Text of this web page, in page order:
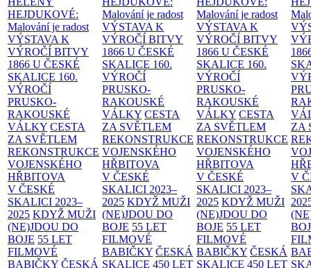
HEJDUKOVÉ:
Malování je radost
VÝSTAVA K
VÝROČÍ BITVY
1866 U ČESKÉ
SKALICE 160.
VÝROČÍ
PRUSKO-
RAKOUSKÉ
VÁLKY CESTA
ZA SVĚTLEM
REKONSTRUKCE
VOJENSKÉHO
HŘBITOVA
V ČESKÉ
SKALICI 2023–
2025 KDYŽ MUŽI
(NE)JDOU DO
BOJE 55 LET
FILMOVÉ
BABIČKY ČESKÁ
Malování je radost
VÝSTAVA K
VÝROČÍ BITVY
1866 U ČESKÉ
SKALICE 160.
VÝROČÍ
PRUSKO-
RAKOUSKÉ
VÁLKY CESTA
ZA SVĚTLEM
REKONSTRUKCE
VOJENSKÉHO
HŘBITOVA
V ČESKÉ
SKALICI 2023–
2025 KDYŽ MUŽI
(NE)JDOU DO
BOJE 55 LET
FILMOVÉ
BABIČKY ČESKÁ
SKALICE 450 LET
Malování je radost
VÝSTAVA K
VÝROČÍ BITVY
1866 U ČESKÉ
SKALICE 160.
VÝROČÍ
PRUSKO-
RAKOUSKÉ
VÁLKY CESTA
ZA SVĚTLEM
REKONSTRUKCE
VOJENSKÉHO
HŘBITOVA
V ČESKÉ
SKALICI 2023–
2025 KDYŽ MUŽI
(NE)JDOU DO
BOJE 55 LET
FILMOVÉ
BABIČKY ČESKÁ
SKALICE 450 LET
ZA
V